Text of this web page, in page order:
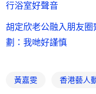
行浴室好聲音
胡定欣老公融入朋友
劃：我哋好謹慎
黃嘉雯 香港藝人